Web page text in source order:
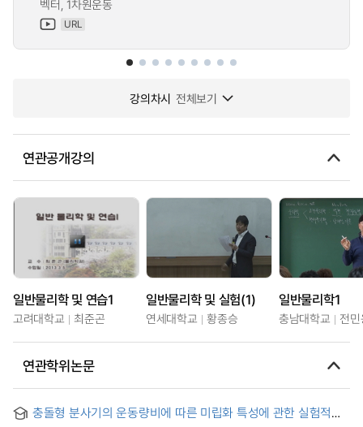
벡터, 1차원운동
URL
강의차시 전체보기
연관공개강의
일반물리학 및 연습1
고려대학교 최준곤
일반물리학 및 실험(1)
연세대학교 황종승
일반물리학1
충남대학교 전
연관학위논문
충돌형 분사기의 운동량비에 따른 미립화 특성에 관한 실험적